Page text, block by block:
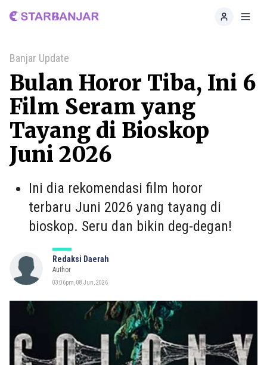
Home
Banjar Update
Bulan Horor Tiba, Ini 6
Film Seram yang
Tayang di Bioskop
Juni 2026
Ini dia rekomendasi film horor
terbaru Juni 2026 yang tayang di
bioskop. Seru dan bikin deg-degan!
Redaksi Daerah
Author
03:06pm, 08 Jun, 2026